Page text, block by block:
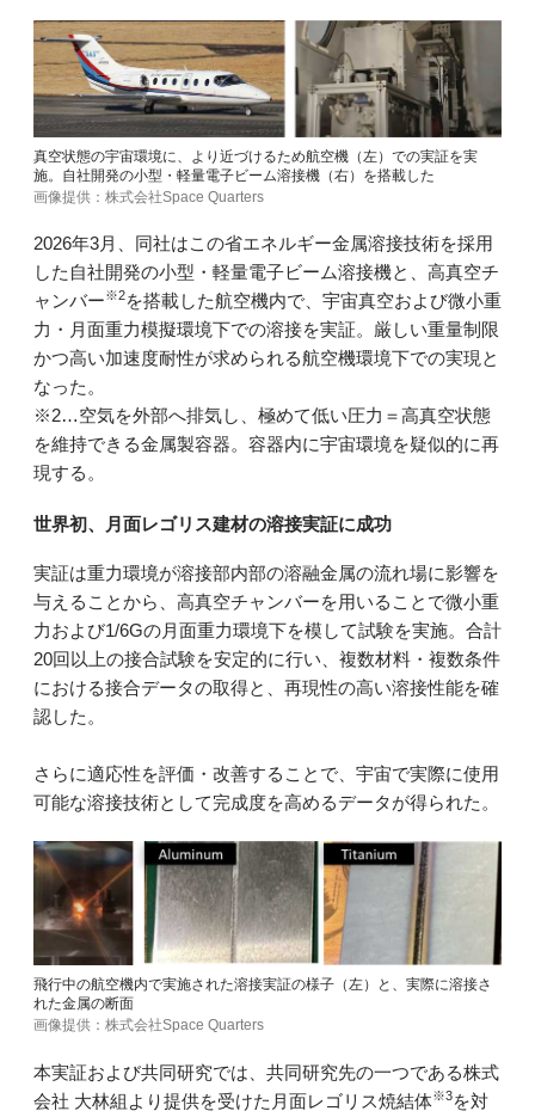
真空状態の宇宙環境に、より近づけるため航空機（左）での実証を実
施。自社開発の小型・軽量電子ビーム溶接機（右）を搭載した
画像提供：株式会社Space Quarters
2026年3月、同社はこの省エネルギー金属溶接技術を採用
した自社開発の小型・軽量電子ビーム溶接機と、高真空チ
ャンバー※2を搭載した航空機内で、宇宙真空および微小重
力・月面重力模擬環境下での溶接を実証。厳しい重量制限
かつ高い加速度耐性が求められる航空機環境下での実現と
なった。
※2…空気を外部へ排気し、極めて低い圧力＝高真空状態
を維持できる金属製容器。容器内に宇宙環境を疑似的に再
現する。
世界初、月面レゴリス建材の溶接実証に成功
実証は重力環境が溶接部内部の溶融金属の流れ場に影響を
与えることから、高真空チャンバーを用いることで微小重
力および1/6Gの月面重力環境下を模して試験を実施。合計
20回以上の接合試験を安定的に行い、複数材料・複数条件
における接合データの取得と、再現性の高い溶接性能を確
認した。
さらに適応性を評価・改善することで、宇宙で実際に使用
可能な溶接技術として完成度を高めるデータが得られた。
飛行中の航空機内で実施された溶接実証の様子（左）と、実際に溶接さ
れた金属の断面
画像提供：株式会社Space Quarters
本実証および共同研究では、共同研究先の一つである株式
会社 大林組より提供を受けた月面レゴリス焼結体※3を対